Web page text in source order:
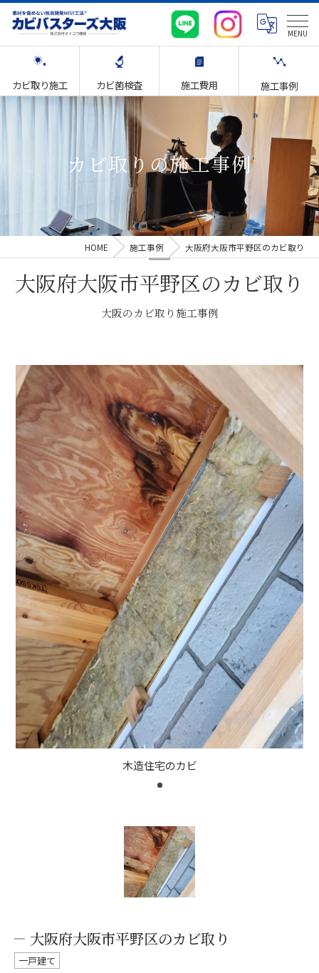
カビ取り施工 カビ菌検査 施工費用 施工事例
カビ取りの施工事例
HOME 施工事例 大阪府大阪市平野区のカビ取り
大阪のカビ取り施工事例
大阪府大阪市平野区のカビ取り
木造住宅のカビ
大阪府大阪市平野区のカビ取り
一戸建て